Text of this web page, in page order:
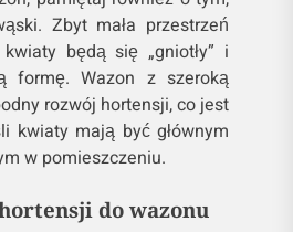
Zbyt mała przestrzeń
będą się „gniotły” i
formę. Wazon z szeroką
rozwój hortensji, co jest
kwiaty mają być głównym
w pomieszczeniu.
do wazonu